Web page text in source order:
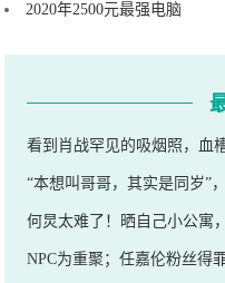
2020年2500元最强电脑
看到肖战罕见的吸烟照，血
“本想叫哥哥，其实是同岁”
何炅太难了！晒自己小公寓
NPC为重聚；任嘉伦粉丝得